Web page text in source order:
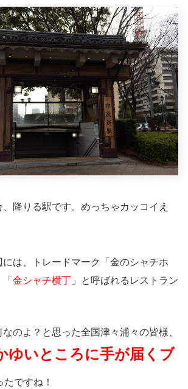
降りる駅です。めっちゃカッコイえ
には、トレードマーク「金のシャチホ
金シャチ横丁 」と呼ばれるレストラン
のよ？と思った全国津々浦々の皆様、
ゆいところに手が届くブ
たですね！